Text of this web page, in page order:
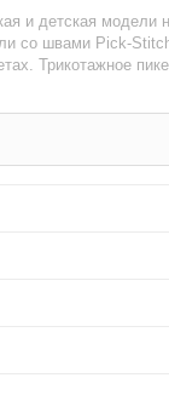
и детская
со швами Pick-
Трикотажное